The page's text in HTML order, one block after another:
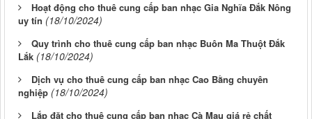
Hoạt động cho thuê cung cấp ban nhạc Gia Nghĩa Đắk Nông
uy tín (18/10/2024)
Quy trình cho thuê cung cấp ban nhạc Buôn Ma Thuột Đắk
Lắk (18/10/2024)
Dịch vụ cho thuê cung cấp ban nhạc Cao Bằng chuyên
nghiệp (18/10/2024)
Lắp đặt cho thuê cung cấp ban nhạc Cà Mau giá rẻ chất